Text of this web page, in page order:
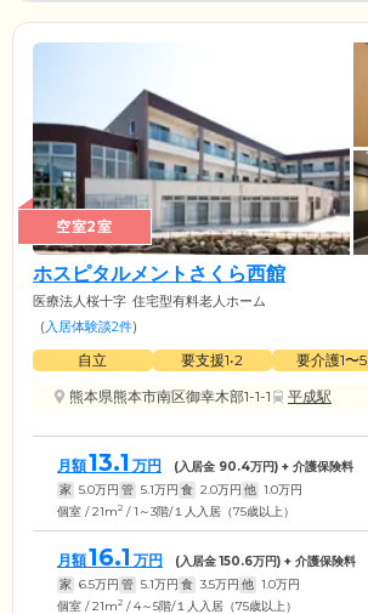
空室2室
ホスピタルメントさくら西館
医療法人桜十字 住宅型有料老人ホーム
(入居体験談2件)
自立 要支援1•2 要介護1〜5
熊本県熊本市南区御幸木部1-1-1
平成駅
月額13.1 万円 (入居金 90.4万円) + 介護保険料
家 5.0万円 管 5.1万円 食 2.0万円 他 1.0万円
個室 / 21m2 / 1～3階/１人入居（75歳以上）
月額16.1 万円 (入居金150.6万円) + 介護保険料
家 6.5万円 管 5.1万円 食 3.5万円 他 1.0万円
個室 / 21m2 / 4～5階/１人入居（75歳以上）